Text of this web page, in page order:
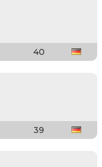
40
39